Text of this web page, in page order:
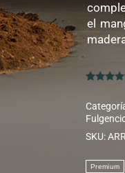
el
4.67
5 basado
en
SKU: